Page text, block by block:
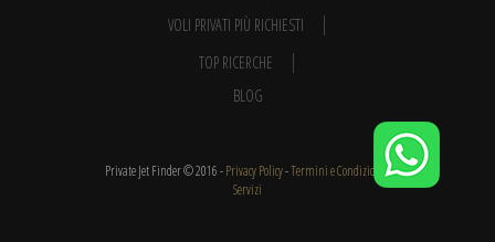
VOLI PRIVATI PIÙ RICHIESTI
TOP RICERCHE
BLOG
Private Jet Finder © 2016 -Privacy Policy-Termini e Condizioni-
Servizi